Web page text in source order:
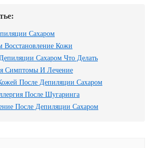
Сахаром
Восстановление Кожи
Сахаром Что Делать
Симптомы И Лечение
После Депиляции Сахаром
После Шугаринга
После Депиляции Сахаром